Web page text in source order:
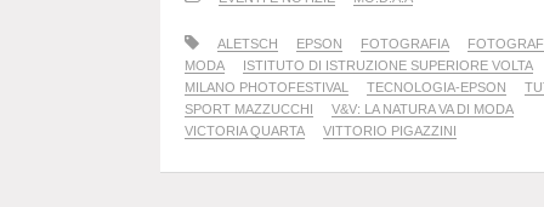
ALETSCH EPSON FOTOGRAFIA
MODA
ISTITUTO DI ISTRUZIONE SUPERIORE VOLTA
MILANO PHOTOFESTIVAL
TECNOLOGIA-EPSON
SPORT MAZZUCCHI
V&V: LA NATURA VA DI MODA
VICTORIA QUARTA
VITTORIO PIGAZZINI